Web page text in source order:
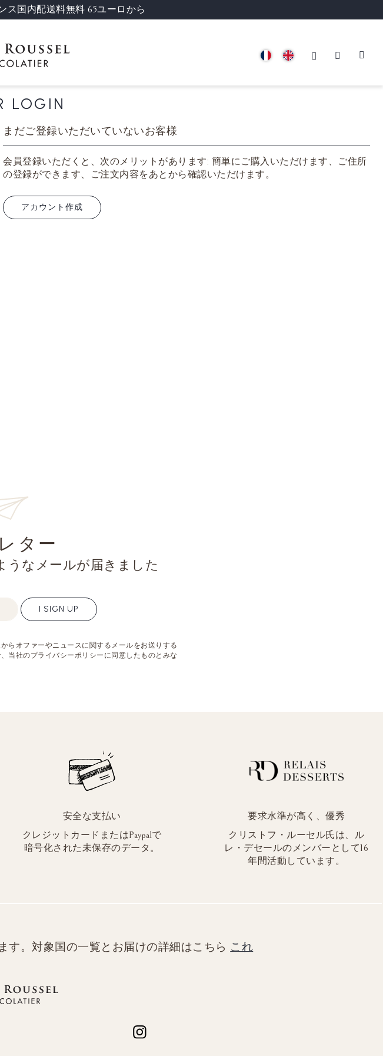
ス国内配送料無料 65ユーロから
LOGIN
まだご登録いただいていないお客様
会員登録いただくと、次のメリットがあります: 簡単にご購入いただけます、ご住所
の登録ができます、ご注文内容をあとから確認いただけます。
アカウント作成
ター
うなメールが届きました
らオファーやニュースに関するメールをお送りする
当社のプライバシーポリシーに同意したものとみな
I SIGN UP
安全な支払い
クレジットカードまたはPaypalで
暗号化された未保存のデータ。
要求水準が高く、優秀
クリストフ・ルーセル氏は、ル
レ・デセールのメンバーとして16
年間活動しています。
す。対象国の一覧とお届けの詳細はこちら これ